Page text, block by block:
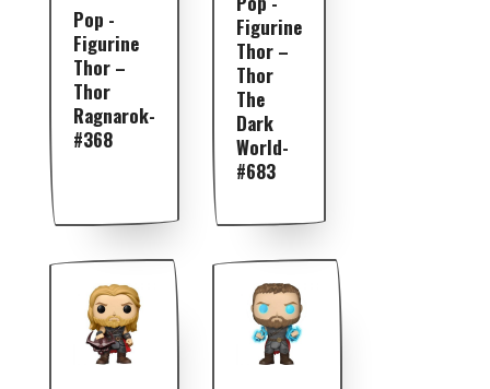
Pop -
Figurine
Thor –
Thor
Ragnarok-
#368
Figurine
Thor –
Thor
The
Dark
World-
#683